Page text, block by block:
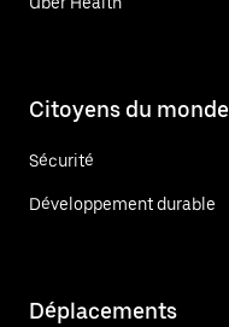
Citoyens du monde
Sécurité
Développement durable
Déplacements